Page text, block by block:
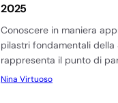
2025
Conoscere in maniera
pilastri fondamentali della
rappresenta il punto di
Nina Virtuoso